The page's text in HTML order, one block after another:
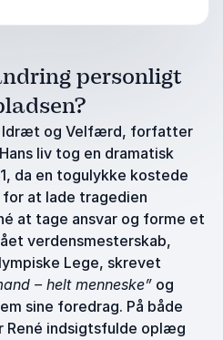
personligt
Idræt og Velfærd, forfatter
liv tog en dramatisk
da en togulykke kostede
at lade tragedien
at tage ansvar og forme et
verdensmesterskab,
Lege, skrevet
– helt menneske” og
sine foredrag. På både
René indsigtsfulde oplæg